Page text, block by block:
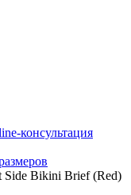
консультация
Side Bikini Brief (Red)